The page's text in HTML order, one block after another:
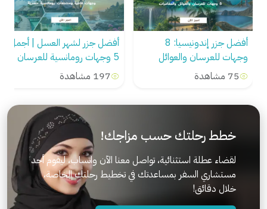
أفضل جزر إندونيسيا: 8
وجهات للعرسان والعوائل
والمغامرات
75 مشاهدة
أفضل جزر لشهر العسل | أجمل
5 وجهات رومانسية للعرسان
197 مشاهدة
خطط رحلتك حسب مزاجك!
لقضاء عطلة استثنائية، تواصل معنا الآن واتساب، ليقوم أحد
مستشاري السفر بمساعدتك في تخطيط رحلتك الخاصة،
خلال دقائق!